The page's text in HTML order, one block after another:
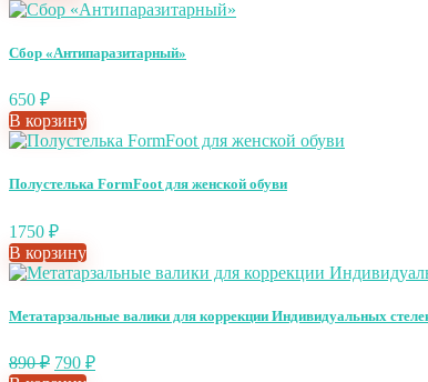
Сбор «Антипаразитарный»
650 ₽
В корзину
Полустелька FormFoot для женской обуви
1750 ₽
В корзину
Метатарзальные валики для коррекции Индивидуальных
890₽ 790 ₽